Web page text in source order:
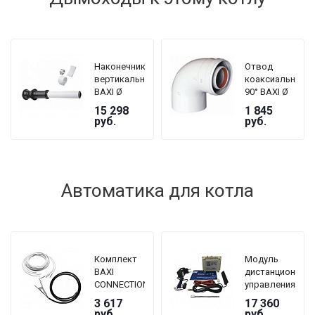
Наконечник
вертикальный
BAXI Ø
60/100 мм
для
коаксиальной
15 298
руб.
Отвод
коаксиальный
90° BAXI Ø
60/100 мм,
без муфты
1 845
руб.
Автоматика для котла
Комплект
BAXI
CONNECTION
KIT (датчик
температуры
3 617
Модуль
дистанционного
управления
электрическим
котлом
17 360